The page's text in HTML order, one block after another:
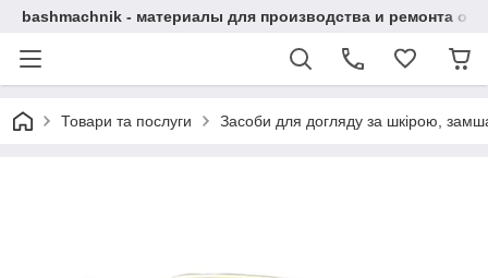
bashmachnik - материалы для производства и ремонта
Товари та послуги Засоби для догляду за шкірою,